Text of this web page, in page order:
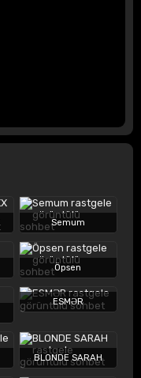
Semum
Öpsen
ESMƏR
BLONDE SARAH